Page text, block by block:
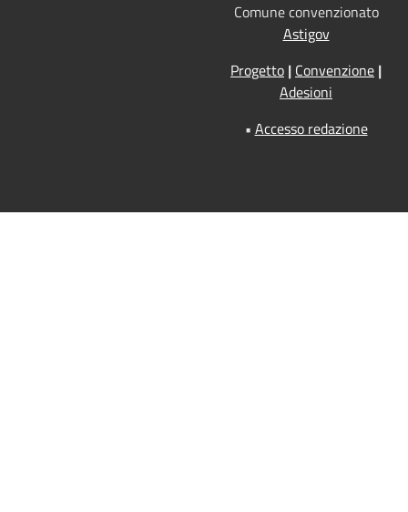
Comune convenzionato
Astigov
Progetto | Convenzione |
Adesioni
• Accesso redazione